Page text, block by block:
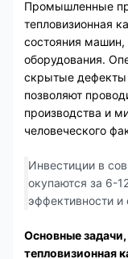
Промышленные
тепловизионная
состояния машин,
оборудования.
скрытые дефекты
позволяют
производства и
человеческого
Инвестиции в
окупаются за 6-
эффективности
Основные
тепловизионная